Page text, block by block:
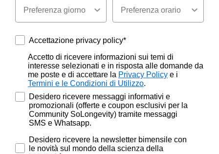
Accettazione privacy policy*
Accettazione privacy policy*
Accetto di ricevere informazioni sui temi di
interesse selezionati e in risposta alle domande da
me poste e di accettare la Privacy Policy e i
Termini e le Condizioni di Utilizzo.
Accettazione marketing sms - Whatsapp
Desidero ricevere messaggi informativi e
promozionali (offerte e coupon esclusivi per la
Community SoLongevity) tramite messaggi
SMS e Whatsapp.
Desidero ricevere la newsletter bimensile con le
Desidero ricevere la newsletter bimensile con
le novità sul mondo della scienza della